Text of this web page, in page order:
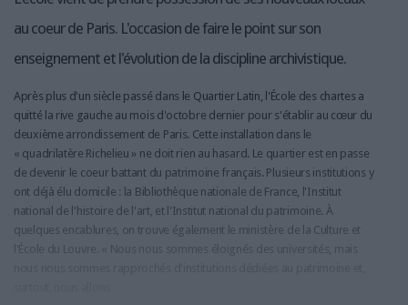
au coeur de Paris. L'occasion de faire le point sur son
enseignement et l'évolution de la discipline archivistique.
Après plus d'un siècle passé dans le Quartier Latin, l'École des chartes a
quitté la rive gauche au mois d'octobre dernier pour s'établir au cœur du
deuxième arrondissement de Paris. Cette installation dans le
« quadrilatère Richelieu » ne doit rien au hasard. Le quartier est en passe
de devenir le coeur battant du patrimoine français. Plusieurs institutions y
ont déjà élu domicile : la Bibliothèque nationale de France, l'Institut
national de l'histoire de l'art, et l'Institut national du patrimoine. À
quelques encablures, on trouve également le ministère de la Culture et
l'École du Louvre. « Nous nous sommes éloignés des universités, mais